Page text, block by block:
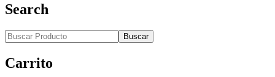
Search
Buscar
Carrito